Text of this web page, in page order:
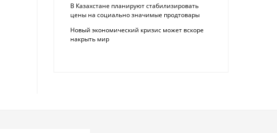
В Казахстане планируют стабилизировать
цены на социально значимые продтовары
Новый экономический кризис может вскоре
накрыть мир